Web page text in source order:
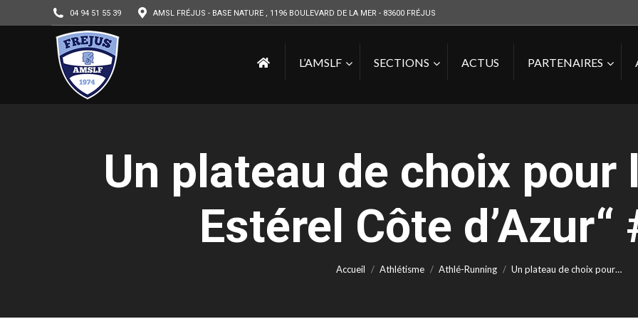
04 94 51 55 39 AMSL FRÉJUS - BASE NATURE , 1196 BOULEVARD DE LA MER - 83600 FRÉJUS
L’AMSLF SECTIONS ACTUS PARTENAIRES
Un plateau de choix pour
Estérel Côte d’Azur“
Vous êtes ici :
Accueil Athlétisme Athlé-Running Un plateau de choix pour…